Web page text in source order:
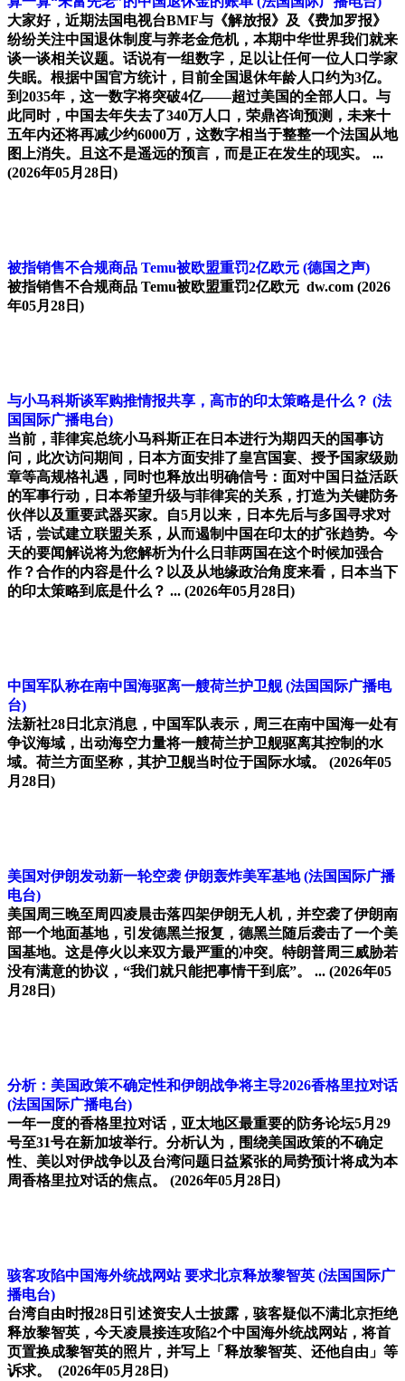
大家好，近期法国电视台BMF与《解放报》及《费加罗报》
纷纷关注中国退休制度与养老金危机，本期中华世界我们就来
谈一谈相关议题。话说有一组数字，足以让任何一位人口学家
失眠。根据中国官方统计，目前全国退休年龄人口约为3亿。
到2035年，这一数字将突破4亿——超过美国的全部人口。与
此同时，中国去年失去了340万人口，荣鼎咨询预测，未来十
五年内还将再减少约6000万，这数字相当于整整一个法国从地
图上消失。且这不是遥远的预言，而是正在发生的现实。 ...
(2026年05月28日)
被指销售不合规商品 Temu被欧盟重罚2亿欧元 (德国之声)
被指销售不合规商品 Temu被欧盟重罚2亿欧元 dw.com (2026
年05月28日)
与小马科斯谈军购推情报共享，高市的印太策略是什么？ (法
国国际广播电台)
当前，菲律宾总统小马科斯正在日本进行为期四天的国事访
问，此次访问期间，日本方面安排了皇宫国宴、授予国家级勋
章等高规格礼遇，同时也释放出明确信号：面对中国日益活跃
的军事行动，日本希望升级与菲律宾的关系，打造为关键防务
伙伴以及重要武器买家。自5月以来，日本先后与多国寻求对
话，尝试建立联盟关系，从而遏制中国在印太的扩张趋势。今
天的要闻解说将为您解析为什么日菲两国在这个时候加强合
作？合作的内容是什么？以及从地缘政治角度来看，日本当下
的印太策略到底是什么？ ... (2026年05月28日)
中国军队称在南中国海驱离一艘荷兰护卫舰 (法国国际广播电
台)
法新社28日北京消息，中国军队表示，周三在南中国海一处有
争议海域，出动海空力量将一艘荷兰护卫舰驱离其控制的水
域。荷兰方面坚称，其护卫舰当时位于国际水域。 (2026年05
月28日)
美国对伊朗发动新一轮空袭 伊朗轰炸美军基地 (法国国际广播
电台)
美国周三晚至周四凌晨击落四架伊朗无人机，并空袭了伊朗南
部一个地面基地，引发德黑兰报复，德黑兰随后袭击了一个美
国基地。这是停火以来双方最严重的冲突。特朗普周三威胁若
没有满意的协议，“我们就只能把事情干到底”。 ... (2026年05
月28日)
分析：美国政策不确定性和伊朗战争将主导2026香格里拉对话
(法国国际广播电台)
一年一度的香格里拉对话，亚太地区最重要的防务论坛5月29
号至31号在新加坡举行。分析认为，围绕美国政策的不确定
性、美以对伊战争以及台湾问题日益紧张的局势预计将成为本
周香格里拉对话的焦点。 (2026年05月28日)
骇客攻陷中国海外统战网站 要求北京释放黎智英 (法国国际广
播电台)
台湾自由时报28日引述资安人士披露，骇客疑似不满北京拒绝
释放黎智英，今天凌晨接连攻陷2个中国海外统战网站，将首
页置换成黎智英的照片，并写上「释放黎智英、还他自由」等
诉求。 (2026年05月28日)